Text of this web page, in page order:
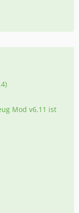
Mod v6.11 ist